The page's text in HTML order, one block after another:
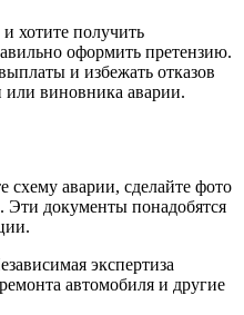
хотите получить
оформить претензию.
и избежать отказов
или виновника аварии.
схему аварии, сделайте фото
Эти документы понадобятся
экспертиза
автомобиля и другие